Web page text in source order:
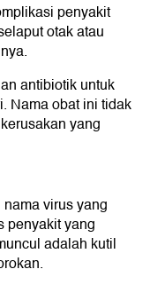
penyakit
otak atau
antibiotik untuk
Nama obat ini tidak
yang
virus yang
penyakit yang
adalah kutil